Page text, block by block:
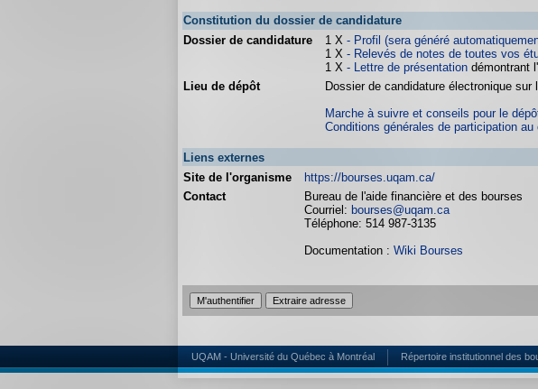
Constitution du dossier de candidature
Dossier de candidature
1 X - Profil (sera généré
1 X - Relevés de notes de toutes vos
1 X - Lettre de présentation démontrant
Lieu de dépôt
Dossier de candidature électronique sur
Marche à suivre et conseils pour le
Conditions générales de participation au
Liens externes
Site de l'organisme
https://bourses.uqam.ca/
Contact
Bureau de l'aide financière et des bourses
Courriel: bourses@uqam.ca
Téléphone: 514 987-3135
Documentation : Wiki Bourses
UQAM - Université du Québec à Montréal Répertoire institutionnel des